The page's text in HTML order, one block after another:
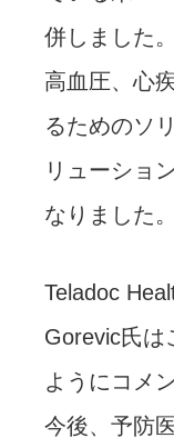
併しました
高血圧、心
るためのソ
リューショ
なりました。
Teladoc
Gorevic氏は
ようにコメ
今後、予防